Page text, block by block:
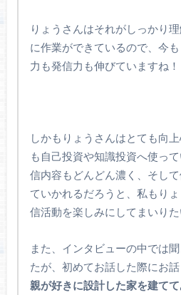
りょうさんはそれがしっかり
に作業ができているので、今
力も発信力も伸びていますね！
しかもりょうさんはとても向
も自己投資や知識投資へ使っ
信内容もどんどん濃く、そし
ていかれるだろうと、私もり
信活動を楽しみにしてまいり
また、インタビューの中では
たが、初めてお話した際にお
親が好きに設計した家を建てて